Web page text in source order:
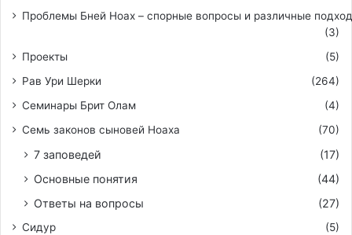
Проблемы Бней Ноах – спорные вопросы и различные
(3)
Проекты
(5)
Рав Ури Шерки
(264)
Семинары Брит Олам
(4)
Семь законов сыновей Ноаха
(70)
7 заповедей
(17)
Основные понятия
(44)
Ответы на вопросы
(27)
Сидур
(5)